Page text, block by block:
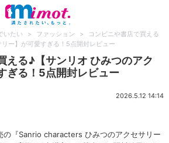
いたい > ファッション >
コンビニや書店で買える
ー】が可愛すぎる！5点開封レビュー
える♪【サンリオ ひみつのアク
ぎる！5点開封レビュー
2026.5.12 14:14
の『Sanrio characters ひみつのアクセサリー